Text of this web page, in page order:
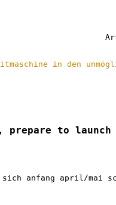
in den
prepare to
anfang april/mai